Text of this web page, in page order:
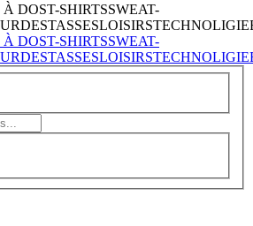
À DOST-SHIRTSSWEAT-
TASSESLOISIRSTECHNOLIGIE
À DOST-SHIRTSSWEAT-
TASSESLOISIRSTECHNOLIGIE